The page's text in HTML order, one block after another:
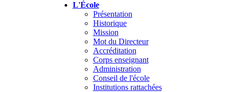
L'École
Présentation
Historique
Mission
Mot du Directeur
Accréditation
Corps enseignant
Administration
Conseil de l'école
Institutions rattachées